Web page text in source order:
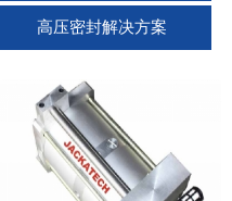
高压密封解决方案